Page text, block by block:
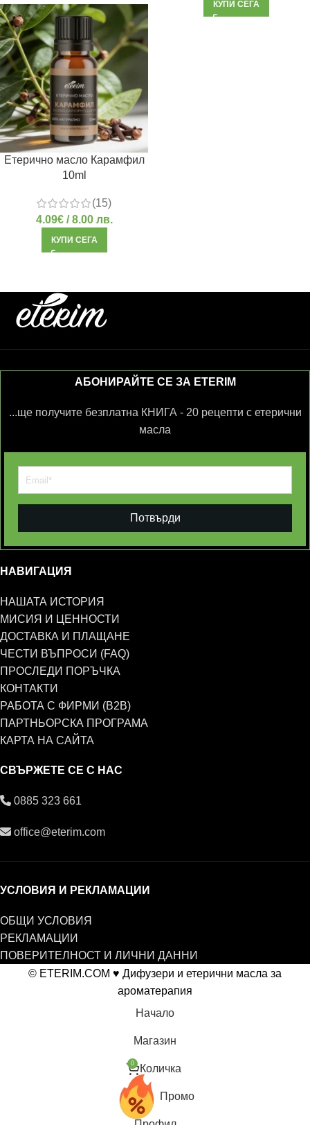
Етерично масло Карамфил
10ml
(15)
4.09€/ 8.00 лв.
КУПИ СЕГА
КУПИ СЕГА
АБОНИРАЙТЕ СЕ ЗА ETERIM
...ще получите безплатна КНИГА - 20 рецепти с етерични
масла
Потвърди
НАВИГАЦИЯ
НАШАТА ИСТОРИЯ
МИСИЯ И ЦЕННОСТИ
ДОСТАВКА И ПЛАЩАНЕ
ЧЕСТИ ВЪПРОСИ (FAQ)
ПРОСЛЕДИ ПОРЪЧКА
КОНТАКТИ
РАБОТА С ФИРМИ (B2B)
ПАРТНЬОРСКА ПРОГРАМА
КАРТА НА САЙТА
СВЪРЖЕТЕ СЕ С НАС
0885 323 661
office@eterim.com
УСЛОВИЯ И РЕКЛАМАЦИИ
ОБЩИ УСЛОВИЯ
РЕКЛАМАЦИИ
ПОВЕРИТЕЛНОСТ И ЛИЧНИ ДАННИ
© ETERIM.COM ♥ Дифузери и етерични масла за
ароматерапия
Начало
Магазин
0 Количка
Промо